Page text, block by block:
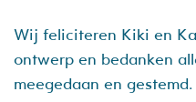
Wij feliciteren Kiki en
ontwerp en bedanken
meegedaan en gestemd.